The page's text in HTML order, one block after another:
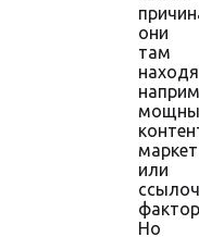
они
там
или
Но